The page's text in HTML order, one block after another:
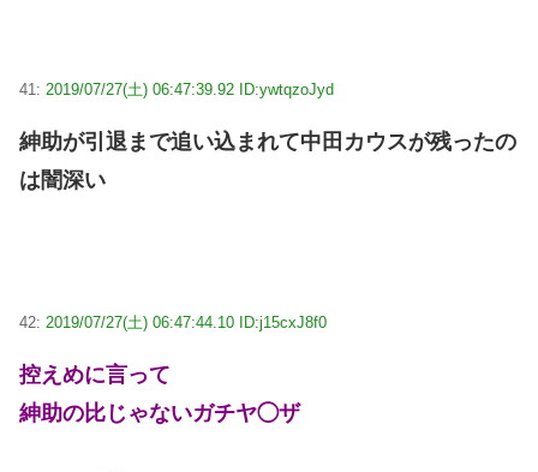
41: 2019/07/27(土) 06:47:39.92 ID:ywtqzoJyd
紳助が引退まで追い込まれて中田カウスが残ったの
は闇深い
42: 2019/07/27(土) 06:47:44.10 ID:j15cxJ8f0
控えめに言って
紳助の比じゃないガチヤ◯ザ